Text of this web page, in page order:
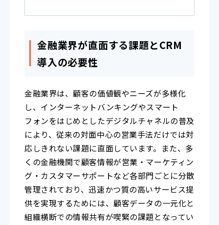
金融業界が直面する課題とCRM
導入の必要性
金融業界は、顧客の価値観やニーズが多様化
し、インターネットバンキングやスマート
フォンをはじめとしたデジタルチャネルの普及
により、従来の対面中心の営業手法だけでは対
応しきれない課題に直面しています。また、多
くの金融機関で顧客情報が営業・マーケティン
グ・カスタマーサポートなど各部門ごとに分散
管理されており、迅速かつ質の高いサービス提
供を実現するためには、顧客データの一元化と
組織横断での情報共有が喫緊の課題となってい